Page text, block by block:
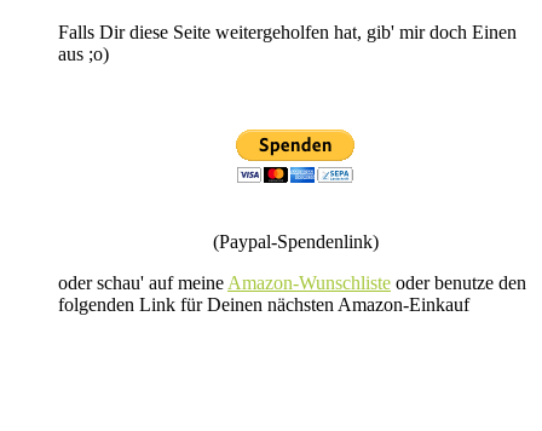
Falls Dir diese Seite weitergeholfen hat, gib' mir doch Einen
aus ;o)
(Paypal-Spendenlink)
oder schau' auf meine Amazon-Wunschliste oder benutze den
folgenden Link für Deinen nächsten Amazon-Einkauf